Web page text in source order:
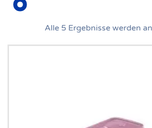
Alle 5 Ergebnisse werden